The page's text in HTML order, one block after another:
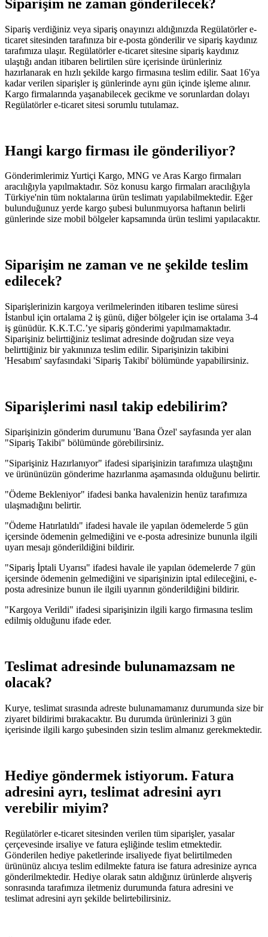
Siparişim ne zaman gönderilecek?
Sipariş verdiğiniz veya sipariş onayınızı aldığınızda Regülatörler e-
ticaret sitesinden tarafınıza bir e-posta gönderilir ve sipariş kaydınız
tarafımıza ulaşır. Regülatörler e-ticaret sitesine sipariş kaydınız
ulaştığı andan itibaren belirtilen süre içerisinde ürünleriniz
hazırlanarak en hızlı şekilde kargo firmasına teslim edilir. Saat 16'ya
kadar verilen siparişler iş günlerinde aynı gün içinde işleme alınır.
Kargo firmalarında yaşanabilecek gecikme ve sorunlardan dolayı
Regülatörler e-ticaret sitesi sorumlu tutulamaz.
Hangi kargo firması ile gönderiliyor?
Gönderimlerimiz Yurtiçi Kargo, MNG ve Aras Kargo firmaları
aracılığıyla yapılmaktadır. Söz konusu kargo firmaları aracılığıyla
Türkiye'nin tüm noktalarına ürün teslimatı yapılabilmektedir. Eğer
bulunduğunuz yerde kargo şubesi bulunmuyorsa haftanın belirli
günlerinde size mobil bölgeler kapsamında ürün teslimi yapılacaktır.
Siparişim ne zaman ve ne şekilde teslim
edilecek?
Siparişlerinizin kargoya verilmelerinden itibaren teslime süresi
İstanbul için ortalama 2 iş günü, diğer bölgeler için ise ortalama 3-4
iş günüdür. K.K.T.C.’ye sipariş gönderimi yapılmamaktadır.
Siparişiniz belirttiğiniz teslimat adresinde doğrudan size veya
belirttiğiniz bir yakınınıza teslim edilir. Siparişinizin takibini
'Hesabım' sayfasındaki 'Sipariş Takibi' bölümünde yapabilirsiniz.
Siparişlerimi nasıl takip edebilirim?
Siparişinizin gönderim durumunu 'Bana Özel' sayfasında yer alan
"Sipariş Takibi" bölümünde görebilirsiniz.
"Siparişiniz Hazırlanıyor" ifadesi siparişinizin tarafımıza ulaştığını
ve ürününüzün gönderime hazırlanma aşamasında olduğunu belirtir.
"Ödeme Bekleniyor" ifadesi banka havalenizin henüz tarafımıza
ulaşmadığını belirtir.
"Ödeme Hatırlatıldı" ifadesi havale ile yapılan ödemelerde 5 gün
içersinde ödemenin gelmediğini ve e-posta adresinize bununla ilgili
uyarı mesajı gönderildiğini bildirir.
"Sipariş İptali Uyarısı" ifadesi havale ile yapılan ödemelerde 7 gün
içersinde ödemenin gelmediğini ve siparişinizin iptal edileceğini, e-
posta adresinize bunun ile ilgili uyarının gönderildiğini bildirir.
"Kargoya Verildi" ifadesi siparişinizin ilgili kargo firmasına teslim
edilmiş olduğunu ifade eder.
Teslimat adresinde bulunamazsam ne
olacak?
Kurye, teslimat sırasında adreste bulunamamanız durumunda size bir
ziyaret bildirimi bırakacaktır. Bu durumda ürünlerinizi 3 gün
içerisinde ilgili kargo şubesinden sizin teslim almanız gerekmektedir.
Hediye göndermek istiyorum. Fatura
adresini ayrı, teslimat adresini ayrı
verebilir miyim?
Regülatörler e-ticaret sitesinden verilen tüm siparişler, yasalar
çerçevesinde irsaliye ve fatura eşliğinde teslim etmektedir.
Gönderilen hediye paketlerinde irsaliyede fiyat belirtilmeden
ürününüz alıcıya teslim edilmekte fatura ise fatura adresinize ayrıca
gönderilmektedir. Hediye olarak satın aldığınız ürünlerde alışveriş
sonrasında tarafımıza iletmeniz durumunda fatura adresini ve
teslimat adresini ayrı şekilde belirtebilirsiniz.